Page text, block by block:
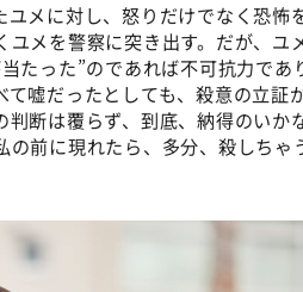
メに対し、怒りだけでなく恐怖
メを警察に突き出す。だが、ユ
たった”のであれば不可抗力であ
嘘だったとしても、殺意の立証
断は覆らず、到底、納得のいか
前に現れたら、多分、殺しちゃ